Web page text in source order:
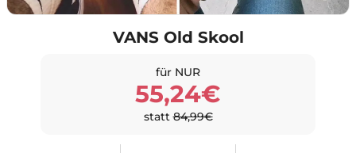
VANS Old Skool
für NUR
55,24€
statt84,99€